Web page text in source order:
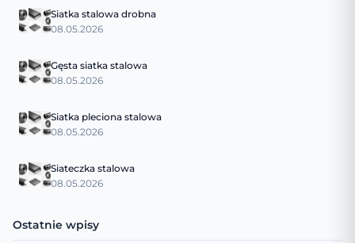
Siatka stalowa drobna
08.05.2026
Gęsta siatka stalowa
08.05.2026
Siatka pleciona stalowa
08.05.2026
Siateczka stalowa
08.05.2026
Ostatnie wpisy